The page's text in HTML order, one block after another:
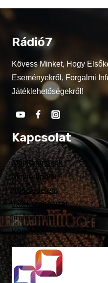
Rádió7
Kövess Minket, Hogy
Eseményekről, Forgalmi
Játéklehetőségekről!
Kapcsolat
Munkatársaink
Médiaajánlat
Adatvédelem
Játékszabályzat
Impresszum
Kapcsolat